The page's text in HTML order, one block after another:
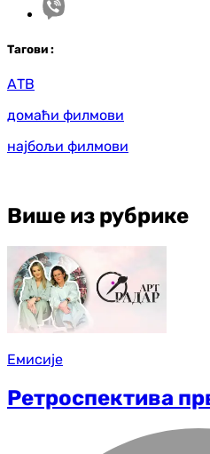
Тагови :
АТВ
домаћи филмови
најбољи филмови
Више из рубрике
Емисије
Ретроспектива